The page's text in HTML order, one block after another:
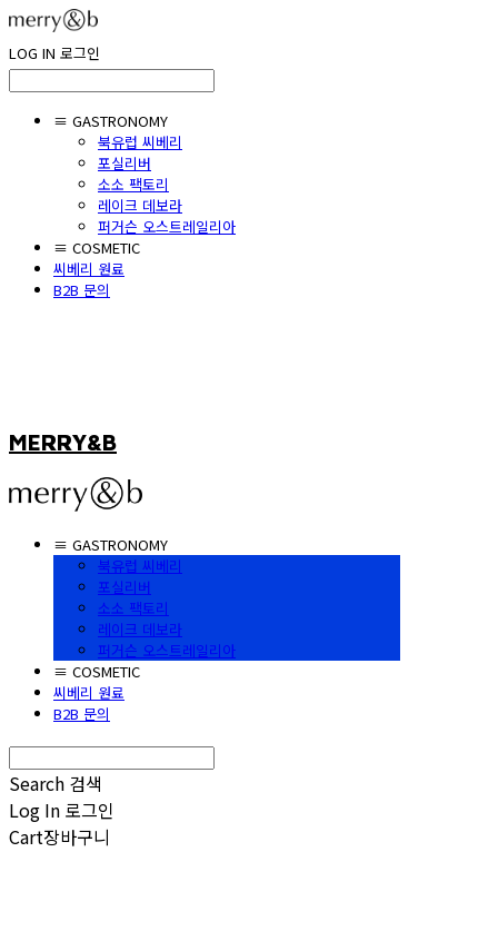
LOG IN 로그인
≡ GASTRONOMY
북유럽 씨베리
포실리버
소소 팩토리
레이크 데보라
퍼거슨 오스트레일리아
≡ COSMETIC
씨베리 원료
B2B 문의
MERRY&B
≡ GASTRONOMY
북유럽 씨베리
포실리버
소소 팩토리
레이크 데보라
퍼거슨 오스트레일리아
≡ COSMETIC
씨베리 원료
B2B 문의
Search 검색
Log In 로그인
Cart장바구니